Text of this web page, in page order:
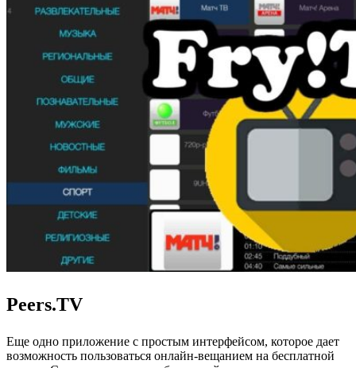
Peers.TV
Еще одно приложение с простым интерфейсом, которое дает
возможность пользоваться онлайн-вещанием на бесплатной